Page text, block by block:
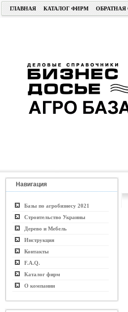
ГЛАВНАЯ КАТАЛОГ ФИРМ ОБРАТНАЯ
Навигация
Базы по агробизнесу 2021
Строительство Украины
Дерево и Мебель
Инструкция
Контакты
F.A.Q.
Каталог фирм
О компании